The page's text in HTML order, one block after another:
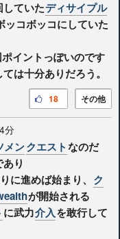
ていたディサイプル
ッコボッコにしていた
イントっぽいのです
ては十分ありだろう。
その他
18
分
メンクエストなのだ
あり
に進めば始まり、 ク
が開始される
に武力介入を敢行して